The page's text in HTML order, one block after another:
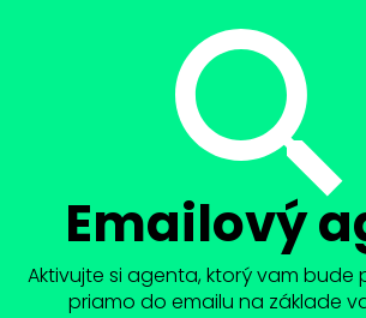
Emailový
Aktivujte si agenta, ktorý vam bude
priamo do emailu na základe